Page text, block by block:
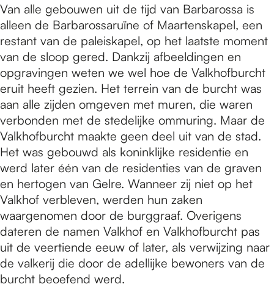
Van alle gebouwen uit de tijd van Barbarossa is
alleen de Barbarossaruïne of Maartenskapel, een
restant van de paleiskapel, op het laatste moment
van de sloop gered. Dankzij afbeeldingen en
opgravingen weten we wel hoe de Valkhofburcht
eruit heeft gezien. Het terrein van de burcht was
aan alle zijden omgeven met muren, die waren
verbonden met de stedelijke ommuring. Maar de
Valkhofburcht maakte geen deel uit van de stad.
Het was gebouwd als koninklijke residentie en
werd later één van de residenties van de graven
en hertogen van Gelre. Wanneer zij niet op het
Valkhof verbleven, werden hun zaken
waargenomen door de burggraaf. Overigens
dateren de namen Valkhof en Valkhofburcht pas
uit de veertiende eeuw of later, als verwijzing naar
de valkerij die door de adellijke bewoners van de
burcht beoefend werd.